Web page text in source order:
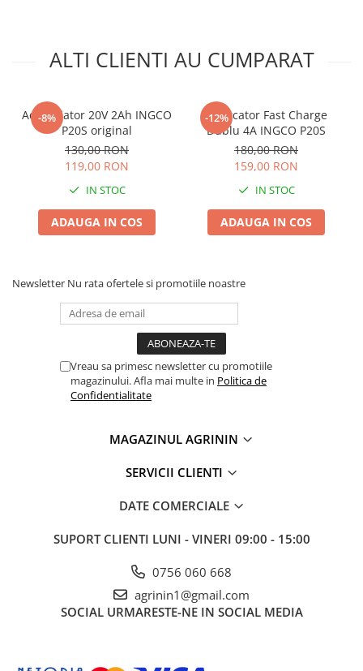
Vinificatie
Lichidare STOC
Produse Bricolaj
Acumulatori si Incarcatoare
Baros / Ciocan / Topor
Burghie
Centuri/chingi
Colier / Faseta
Consumabile motofierastrau
Flexuri si Polizoare
ALTI CLIENTI AU CUMPARAT
-8%
Acumulator 20V 2Ah INGCO
P20S original
130,00 RON
119,00 RON
IN STOC
ADAUGA IN COS
-12%
Incarcator Fast Charge
Dublu 4A INGCO P20S
180,00 RON
159,00 RON
IN STOC
ADAUGA IN COS
Newsletter Nu rata ofertele si promotiile noastre
Vreau sa primesc newsletter cu promotiile
magazinului. Afla mai multe in Politica de
Confidentialitate
MAGAZINUL AGRININ
SERVICII CLIENTI
DATE COMERCIALE
SUPORT CLIENTI LUNI - VINERI 09:00 - 15:00
0756 060 668
agrinin1@gmail.com
SOCIAL URMARESTE-NE IN SOCIAL MEDIA